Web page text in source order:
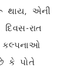
થાય, એની
રાત
કલ્પનાઓ
કે પોતે